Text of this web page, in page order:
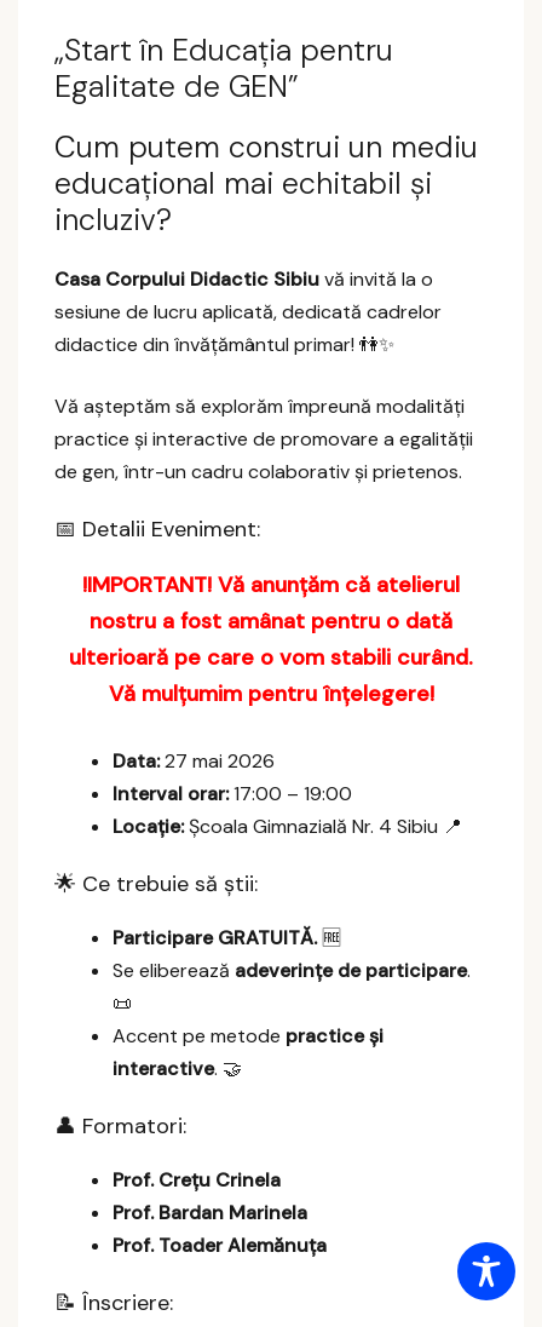
„Start în Educația pentru
Egalitate de GEN”
Cum putem construi un mediu
educațional mai echitabil și
incluziv?
Casa Corpului Didactic Sibiuvă invită la o
sesiune de lucru aplicată, dedicată cadrelor
didactice din învățământul primar! 👫✨
Vă așteptăm să explorăm împreună modalități
practice și interactive de promovare a egalității
de gen, într-un cadru colaborativ și prietenos.
📅 Detalii Eveniment:
!IMPORTANT! Vă anunțăm că atelierul
nostru a fost amânat pentru o dată
ulterioară pe care o vom stabili curând.
Vă mulțumim pentru înțelegere!
Data:27 mai 2026
Interval orar:17:00 – 19:00
Locație:Școala Gimnazială Nr. 4 Sibiu 📍
🌟 Ce trebuie să știi:
Participare GRATUITĂ.🆓
Se eliberează adeverințe de participare.
📜
Accent pe metode practice și
interactive. 🤝
👤 Formatori:
Prof. Crețu Crinela
Prof. Bardan Marinela
Prof. Toader Alemănuța
📝 Înscriere: